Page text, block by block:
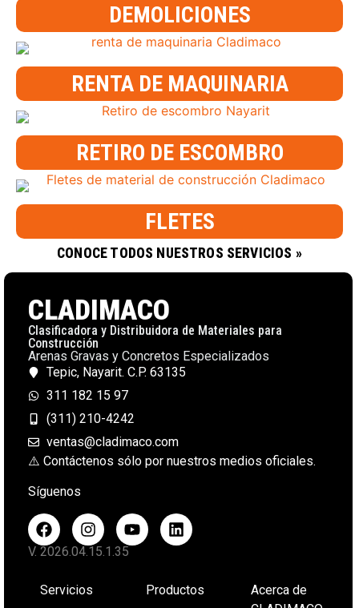
DEMOLICIONES
RENTA DE MAQUINARIA
RETIRO DE ESCOMBRO
FLETES
CONOCE TODOS NUESTROS SERVICIOS »
CLADIMACO
Clasificadora y Distribuidora de Materiales para
Construcción
Arenas Gravas y Concretos Especializados
Tepic, Nayarit. C.P. 63135
311 182 15 97
(311) 210-4242
ventas@cladimaco.com
⚠️ Contáctenos sólo por nuestros medios oficiales.
Síguenos
V. 2026.04.15.1.35
Servicios Productos
Acerca de